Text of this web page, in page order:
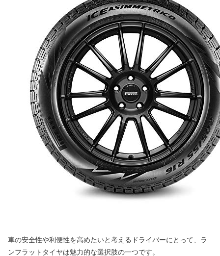
車の安全性や利便性を高めたいと考えるドライバーにとって、ラ
ンフラットタイヤは魅力的な選択肢の一つです。